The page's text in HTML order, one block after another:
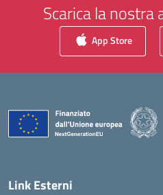
Scarica la nostra
App Store
Link Esterni